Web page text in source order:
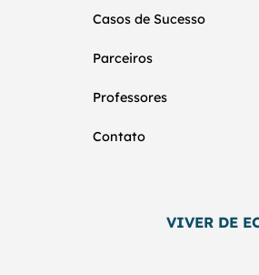
Casos de Sucesso
Parceiros
Professores
Contato
VIVER DE